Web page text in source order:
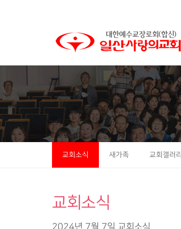
Sub
Promotion
교회소식 새가족 교회갤러리
교회소식
2024년 7월 7일 교회소식